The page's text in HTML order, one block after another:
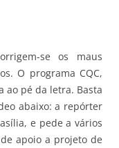
se os maus
O programa CQC,
ao pé da letra. Basta
abaixo: a repórter
e pede a vários
apoio a projeto de